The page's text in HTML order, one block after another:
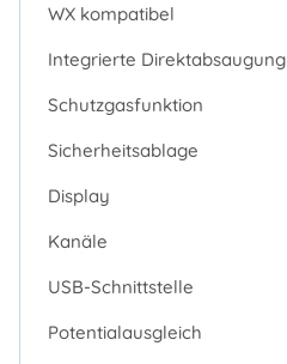
WX kompatibel
Integrierte Direktabsaugung
Schutzgasfunktion
Sicherheitsablage
Display
Kanäle
USB-Schnittstelle
Potentialausgleich